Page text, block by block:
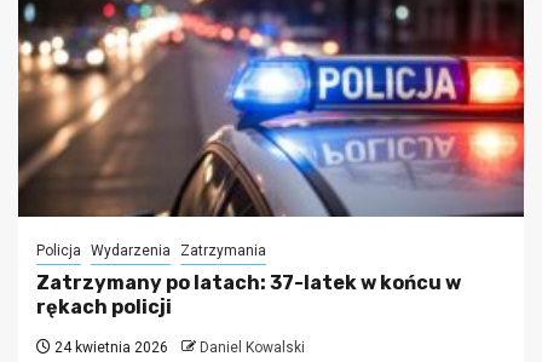
Policja Wydarzenia Zatrzymania
Zatrzymany po latach: 37-latek w końcu w
rękach policji
24 kwietnia 2026 Daniel Kowalski